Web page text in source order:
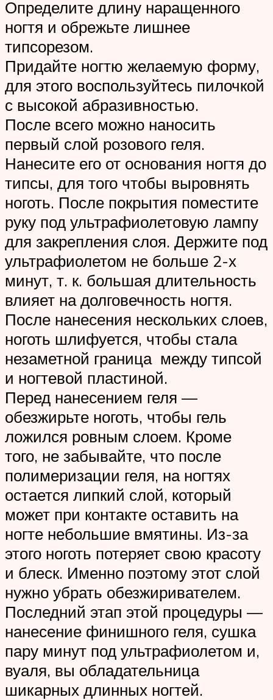
Определите длину наращенного
ногтя и обрежьте лишнее
типсорезом.
Придайте ногтю желаемую форму,
для этого воспользуйтесь пилочкой
с высокой абразивностью.
После всего можно наносить
первый слой розового геля.
Нанесите его от основания ногтя до
типсы, для того чтобы выровнять
ноготь. После покрытия поместите
руку под ультрафиолетовую лампу
для закрепления слоя. Держите под
ультрафиолетом не больше 2-х
минут, т. к. большая длительность
влияет на долговечность ногтя.
После нанесения нескольких слоев,
ноготь шлифуется, чтобы стала
незаметной граница между типсой
и ногтевой пластиной.
Перед нанесением геля —
обезжирьте ноготь, чтобы гель
ложился ровным слоем. Кроме
того, не забывайте, что после
полимеризации геля, на ногтях
остается липкий слой, который
может при контакте оставить на
ногте небольшие вмятины. Из-за
этого ноготь потеряет свою красоту
и блеск. Именно поэтому этот слой
нужно убрать обезжиривателем.
Последний этап этой процедуры —
нанесение финишного геля, сушка
пару минут под ультрафиолетом и,
вуаля, вы обладательница
шикарных длинных ногтей.